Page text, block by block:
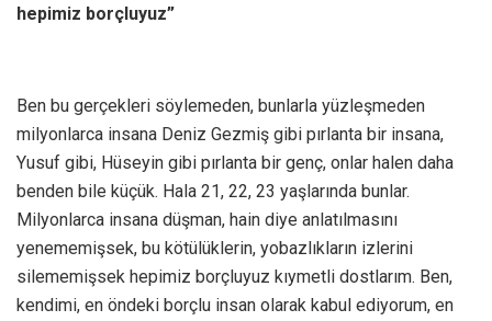
hepimiz borçluyuz”
Ben bu gerçekleri söylemeden, bunlarla yüzleşmeden
milyonlarca insana Deniz Gezmiş gibi pırlanta bir insana,
Yusuf gibi, Hüseyin gibi pırlanta bir genç, onlar halen daha
benden bile küçük. Hala 21, 22, 23 yaşlarında bunlar.
Milyonlarca insana düşman, hain diye anlatılmasını
yenememişsek, bu kötülüklerin, yobazlıkların izlerini
silememişsek hepimiz borçluyuz kıymetli dostlarım. Ben,
kendimi, en öndeki borçlu insan olarak kabul ediyorum, en